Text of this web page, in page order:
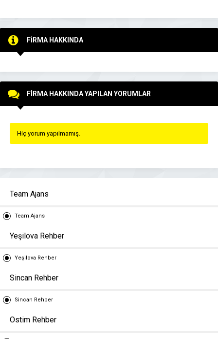
FİRMA HAKKINDA
FİRMA HAKKINDA YAPILAN YORUMLAR
Hiç yorum yapılmamış.
Team Ajans
Team Ajans
Yeşilova Rehber
Yeşilova Rehber
Sincan Rehber
Sincan Rehber
Ostim Rehber